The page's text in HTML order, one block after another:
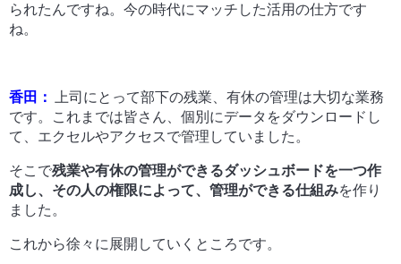
られたんですね。今の時代にマッチした活用の仕方です
ね。
香田： 上司にとって部下の残業、有休の管理は大切な業務
です。これまでは皆さん、個別にデータをダウンロードし
て、エクセルやアクセスで管理していました。
そこで残業や有休の管理ができるダッシュボードを一つ作
成し、その人の権限によって、管理ができる仕組みを作り
ました。
これから徐々に展開していくところです。